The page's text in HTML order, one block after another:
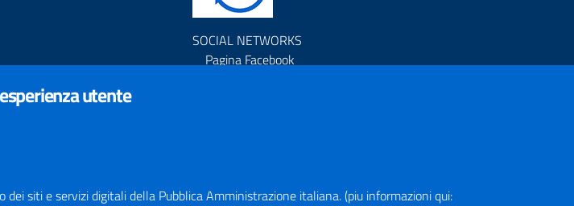
di Pubblicazione (RPP)
SOCIAL NETWORKS
Pagina Facebook
utente
siti e servizi digitali della Pubblica Amministrazione italiana. (piu informazioni qui: